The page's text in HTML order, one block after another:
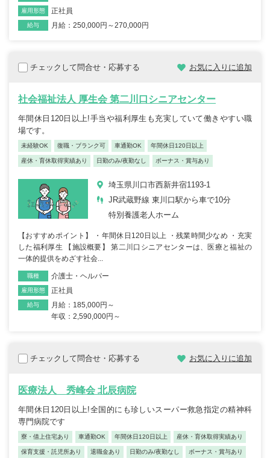
雇用形態 正社員
給与 月給：250,000円～270,000円
チェックして問合せ・応募する お気に入りに追加
社会福祉法人 厚生会 第二川口シニアセンター
年間休日120日以上!手当や福利厚生も充実していて働きやすい職
場です。
未経験OK 復職・ブランク可 車通勤OK 年間休日120日以上
産休・育休取得実績あり 日勤のみ/夜勤なし ボーナス・賞与あり
埼玉県川口市西新井宿1193-1
JR武蔵野線 東川口駅から車で10分
特別養護老人ホーム
【おすすめポイント】 ・年間休日120日以上 ・残業時間少なめ ・充実
した福利厚生 【施設概要】 第二川口シニアセンターは、医療と福祉の
一体的提供をめざす社会...
職種 介護士・ヘルパー
雇用形態 正社員
給与
月給：185,000円～
年収：2,590,000円～
チェックして問合せ・応募する お気に入りに追加
医療法人 秀峰会 北辰病院
年間休日120日以上!全国的にも珍しいスーパー救急指定の精神科
専門病院です
寮・借上住宅あり 車通勤OK 年間休日120日以上 産休・育休取得実績あり
保育支援・託児所あり 退職金あり 日勤のみ/夜勤なし ボーナス・賞与あり